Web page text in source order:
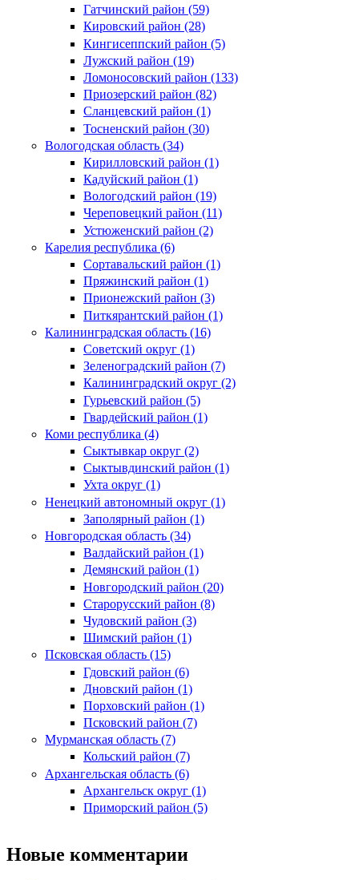
Гатчинский район (59)
Кировский район (28)
Кингисеппский район (5)
Лужский район (19)
Ломоносовский район (133)
Приозерский район (82)
Сланцевский район (1)
Тосненский район (30)
Вологодская область (34)
Кирилловский район (1)
Кадуйский район (1)
Вологодский район (19)
Череповецкий район (11)
Устюженский район (2)
Карелия республика (6)
Сортавальский район (1)
Пряжинский район (1)
Прионежский район (3)
Питкярантский район (1)
Калининградская область (16)
Советский округ (1)
Зеленоградский район (7)
Калининградский округ (2)
Гурьевский район (5)
Гвардейский район (1)
Коми республика (4)
Сыктывкар округ (2)
Сыктывдинский район (1)
Ухта округ (1)
Ненецкий автономный округ (1)
Заполярный район (1)
Новгородская область (34)
Валдайский район (1)
Демянский район (1)
Новгородский район (20)
Старорусский район (8)
Чудовский район (3)
Шимский район (1)
Псковская область (15)
Гдовский район (6)
Дновский район (1)
Порховский район (1)
Псковский район (7)
Мурманская область (7)
Кольский район (7)
Архангельская область (6)
Архангельск округ (1)
Приморский район (5)
Новые комментарии